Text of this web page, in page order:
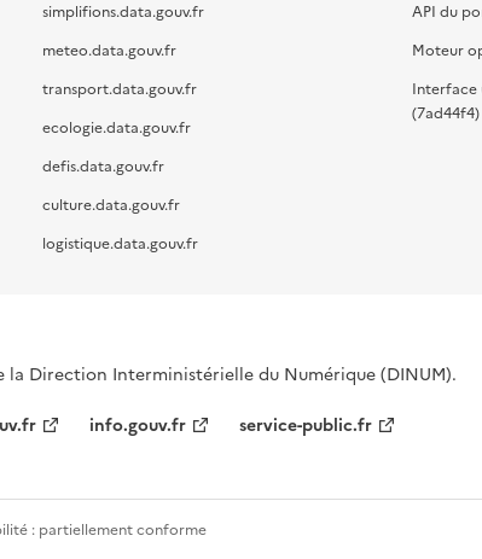
simplifions.data.gouv.fr
meteo.data.gouv.fr
transport.data.gouv.fr
ecologie.data.gouv.fr
defis.data.gouv.fr
culture.data.gouv.fr
logistique.data.gouv.fr
API du
Moteur
Interface
(7ad44f4)
la Direction Interministérielle du Numérique (DINUM).
info.gouv.fr service-public.fr
: partiellement conforme